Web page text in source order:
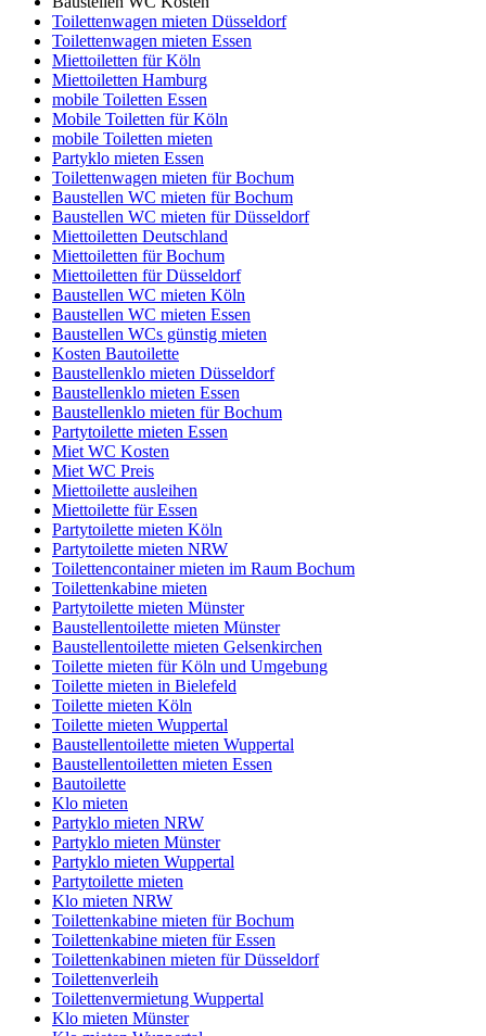
Toilettenwagen mieten Düsseldorf
Toilettenwagen mieten Essen
Miettoiletten für Köln
Miettoiletten Hamburg
mobile Toiletten Essen
Mobile Toiletten für Köln
mobile Toiletten mieten
Partyklo mieten Essen
Toilettenwagen mieten für Bochum
Baustellen WC mieten für Bochum
Baustellen WC mieten für Düsseldorf
Miettoiletten Deutschland
Miettoiletten für Bochum
Miettoiletten für Düsseldorf
Baustellen WC mieten Köln
Baustellen WC mieten Essen
Baustellen WCs günstig mieten
Kosten Bautoilette
Baustellenklo mieten Düsseldorf
Baustellenklo mieten Essen
Baustellenklo mieten für Bochum
Partytoilette mieten Essen
Miet WC Kosten
Miet WC Preis
Miettoilette ausleihen
Miettoilette für Essen
Partytoilette mieten Köln
Partytoilette mieten NRW
Toilettencontainer mieten im Raum Bochum
Toilettenkabine mieten
Partytoilette mieten Münster
Baustellentoilette mieten Münster
Baustellentoilette mieten Gelsenkirchen
Toilette mieten für Köln und Umgebung
Toilette mieten in Bielefeld
Toilette mieten Köln
Toilette mieten Wuppertal
Baustellentoilette mieten Wuppertal
Baustellentoiletten mieten Essen
Bautoilette
Klo mieten
Partyklo mieten NRW
Partyklo mieten Münster
Partyklo mieten Wuppertal
Partytoilette mieten
Klo mieten NRW
Toilettenkabine mieten für Bochum
Toilettenkabine mieten für Essen
Toilettenkabinen mieten für Düsseldorf
Toilettenverleih
Toilettenvermietung Wuppertal
Klo mieten Münster